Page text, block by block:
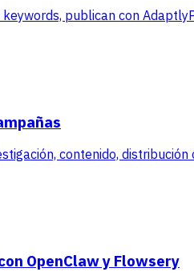
publican con
contenido,
OpenClaw y Flowsery